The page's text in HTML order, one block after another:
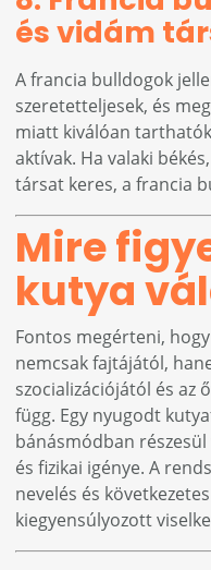
és vidám
A francia bulldogok
szeretetteljesek, és
miatt kiválóan
aktívak. Ha valaki
társat keres, a francia
Mire
kutya
Fontos megérteni,
nemcsak fajtájától,
szocializációjától és az
függ. Egy nyugodt
bánásmódban
és fizikai igénye. A
nevelés és
kiegyensúlyozott